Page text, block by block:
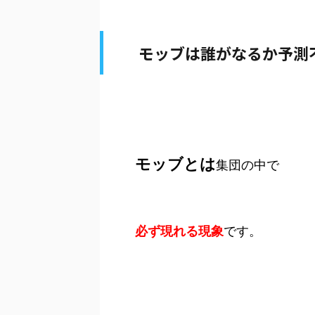
モッブは誰がなるか予測
モッブとは集団の中で
必ず現れる現象です。